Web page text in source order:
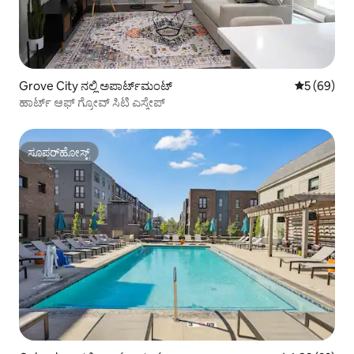
Grove City ನಲ್ಲಿ ಅಪಾರ್ಟ್‌ಮಂಟ್ 5 ರಲ್ಲಿ 5
5 (69)
ಹಾರ್ಟ್ ಆಫ್ ಗ್ರೋವ್ ಸಿಟಿ ಎಸ್ಕೇಪ್
ಸೂಪರ್‌ಹೋಸ್ಟ್
ಸೂಪರ್‌ಹೋಸ್ಟ್